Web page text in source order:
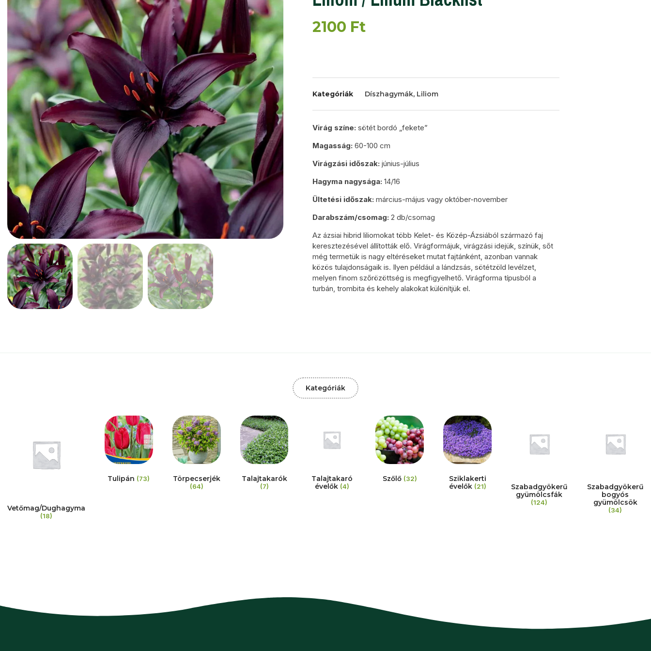
2100 Ft
Kategóriák Díszhagymák, Liliom
Virág színe: sötét bordó „fekete”
Magasság: 60-100 cm
Virágzási időszak: június-július
Hagyma nagysága: 14/16
Ültetési időszak: március-május vagy október-november
Darabszám/csomag: 2 db/csomag
Az ázsiai hibrid liliomokat több Kelet- és Közép-Ázsiából származó faj
keresztezésével állították elő. Virágformájuk, virágzási idejük, színük, sőt
még termetük is nagy eltéréseket mutat fajtánként, azonban vannak
közös tulajdonságaik is. Ilyen például a lándzsás, sötétzöld levélzet,
melyen finom szőrözöttség is megfigyelhető. Virágforma típusból a
turbán, trombita és kehely alakokat különítjük el.
Kategóriák
Vetőmag/Dughagyma
(18)
Tulipán (73) Törpecserjék
(64)
Talajtakarók
(7)
Talajtakaró
évelők (4)
Szőlő (32)
Sziklakerti
évelők (21)
Szabadgyökerű
gyümölcsfák
(124)
Szabadgyökerű
bogyós
gyümölcsök
(34)